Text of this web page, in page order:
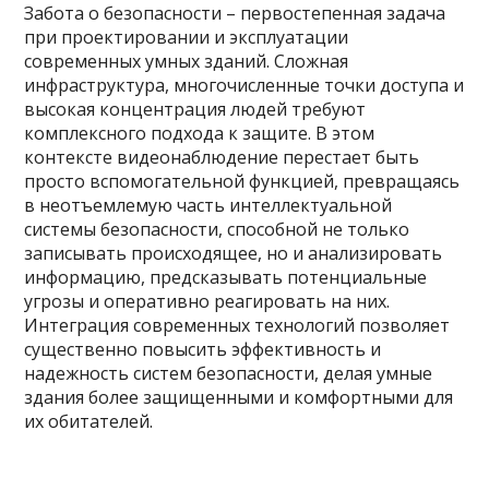
Забота о безопасности – первостепенная задача
при проектировании и эксплуатации
современных умных зданий. Сложная
инфраструктура, многочисленные точки доступа и
высокая концентрация людей требуют
комплексного подхода к защите. В этом
контексте видеонаблюдение перестает быть
просто вспомогательной функцией, превращаясь
в неотъемлемую часть интеллектуальной
системы безопасности, способной не только
записывать происходящее, но и анализировать
информацию, предсказывать потенциальные
угрозы и оперативно реагировать на них.
Интеграция современных технологий позволяет
существенно повысить эффективность и
надежность систем безопасности, делая умные
здания более защищенными и комфортными для
их обитателей.